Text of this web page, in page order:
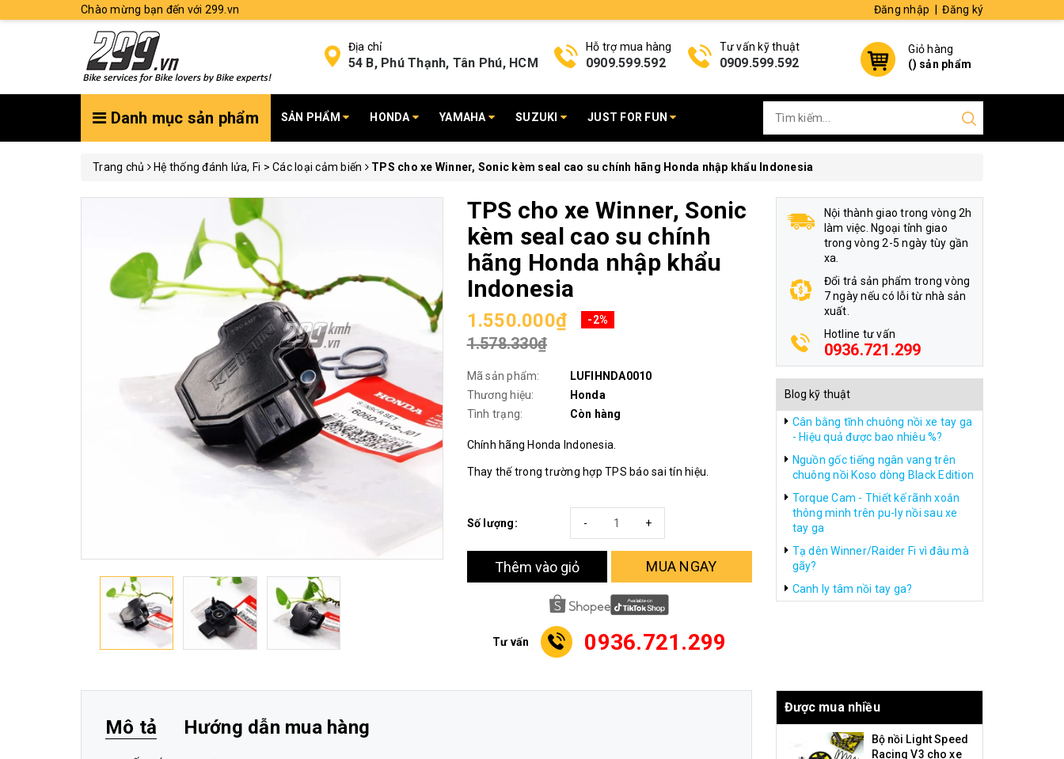
Chào mừng bạn đến với 299.vn Đăng nhập Đăng ký
Địa chỉ
54 B, Phú Thạnh, Tân Phú, HCM
Hỗ trợ mua hàng
0909.599.592
Tư vấn kỹ thuật
0909.599.592
Giỏ hàng
() sản phẩm
Danh mục sản phẩm SẢN PHẨM HONDA YAMAHA SUZUKI JUST FOR FUN
Trang chủ Hệ thống đánh lửa, Fi > Các loại cảm biến TPS cho xe Winner, Sonic kèm seal cao su chính hãng Honda nhập khẩu Indonesia
TPS cho xe Winner, Sonic
kèm seal cao su chính
hãng Honda nhập khẩu
Indonesia
1.550.000₫ -2%
1.578.330₫
Mã sản phẩm:
LUFIHNDA0010
Thương hiệu:
Honda
Tình trạng:
Còn hàng
Chính hãng Honda Indonesia.
Thay thế trong trường hợp TPS báo sai tín hiệu.
Số lượng: +
-
Thêm vào giỏ MUA NGAY
Tư vấn 0936.721.299
Nội thành giao trong vòng 2h
làm việc. Ngoại tỉnh giao
trong vòng 2-5 ngày tùy gần
xa.
Đổi trả sản phẩm trong vòng
7 ngày nếu có lỗi từ nhà sản
xuất.
Hotline tư vấn
0936.721.299
Blog kỹ thuật
Cân bằng tĩnh chuông nồi xe tay ga
- Hiệu quả được bao nhiêu %?
Nguồn gốc tiếng ngân vang trên
chuông nồi Koso dòng Black Edition
Torque Cam - Thiết kế rãnh xoắn
thông minh trên pu-ly nồi sau xe
tay ga
Tạ dên Winner/Raider Fi vì đâu mà
gãy?
Canh ly tâm nồi tay ga?
Mô tả Hướng dẫn mua hàng
Được mua nhiều
Bộ nồi Light Speed
Racing V3 cho xe